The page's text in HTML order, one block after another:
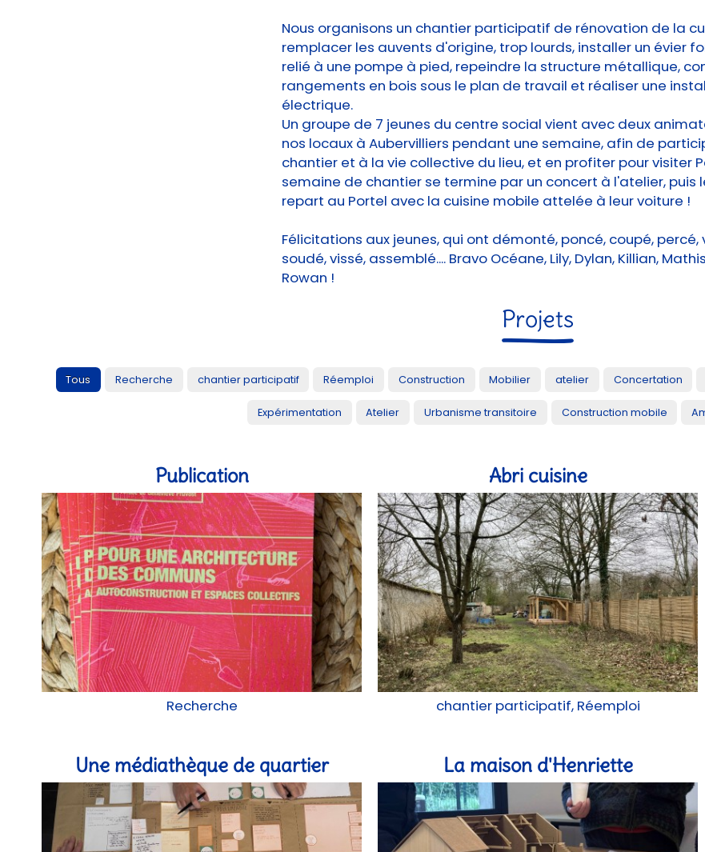
Nous organisons un chantier participatif de rénovation de la
remplacer les auvents d'origine, trop lourds, installer un évier
relié à une pompe à pied, repeindre la structure métallique,
rangements en bois sous le plan de travail et réaliser une
électrique.
Un groupe de 7 jeunes du centre social vient avec deux
nos locaux à Aubervilliers pendant une semaine, afin de
chantier et à la vie collective du lieu, et en profiter pour visiter
semaine de chantier se termine par un concert à l'atelier, puis
repart au Portel avec la cuisine mobile attelée à leur voiture !
Félicitations aux jeunes, qui ont démonté, poncé, coupé, percé,
soudé, vissé, assemblé.... Bravo Océane, Lily, Dylan, Killian,
Rowan !
Projets
Tous Recherche chantier participatif Réemploi Construction Mobilier atelier Concertation
Expérimentation Atelier Urbanisme transitoire Construction mobile
Publication
Recherche
Abri cuisine
chantier participatif, Réemploi
Une médiathèque de quartier La maison d'Henriette